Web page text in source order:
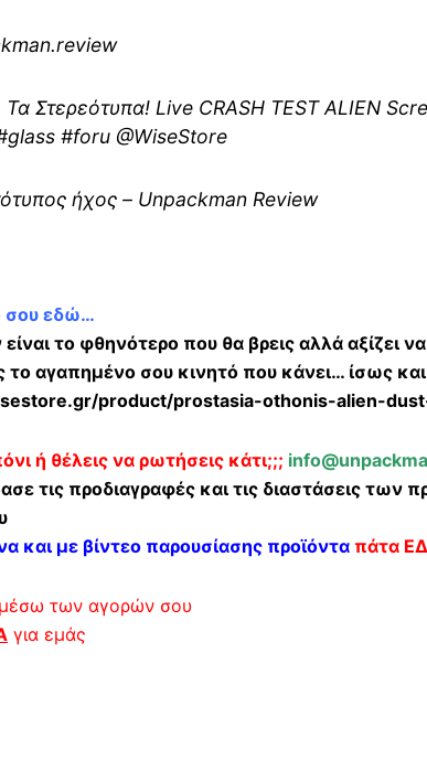
Στερεότυπα! Live CRASH TEST ALIEN
#foru @WiseStore
ήχος – Unpackman Review
σου εδώ…
το φθηνότερο που θα βρεις αλλά αξίζει
το αγαπημένο σου κινητό που κάνει… ίσως
product/prostasia-othonis-alien-
ή θέλεις να ρωτήσεις κάτι;;;
τις προδιαγραφές και τις διαστάσεις των
και με βίντεο παρουσίασης προϊόντα πάτα
μέσω των αγορών σου
για εμάς